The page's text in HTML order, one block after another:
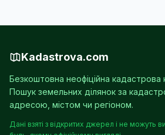
Kadastrova.com
Безкоштовна неофіційна кадастрова
Пошук земельних ділянок за
адресою, містом чи регіоном.
Дані взяті з відкритих джерел і не можуть